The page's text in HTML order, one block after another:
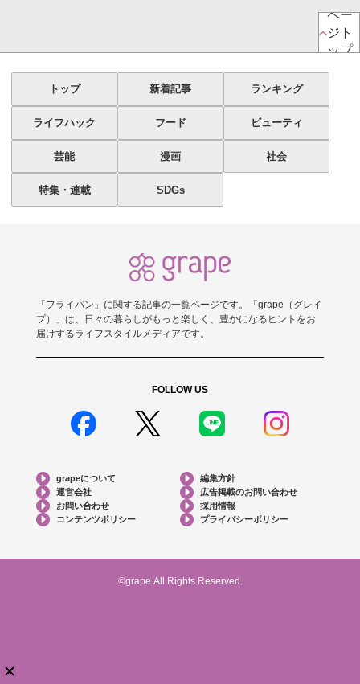
ペー
ジト
ップ
トップ 新着記事 ランキング
ライフハック フード ビューティ
芸能 漫画 社会
特集・連載 SDGs
「フライパン」に関する記事の一覧ページです。「grape（グレイ
プ）」は、日々の暮らしがもっと楽しく、豊かになるヒントをお
届けするライフスタイルメディアです。
FOLLOW US
grapeについて
編集方針
運営会社
広告掲載のお問い合わせ
お問い合わせ
採用情報
コンテンツポリシー
プライバシーポリシー
©grape All Rights Reserved.